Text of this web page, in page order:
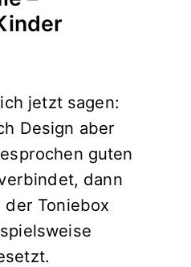
jetzt sagen:
Design aber
guten
dann
der Toniebox